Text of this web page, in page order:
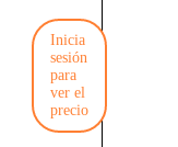
Inicia
sesión
para
ver el
precio